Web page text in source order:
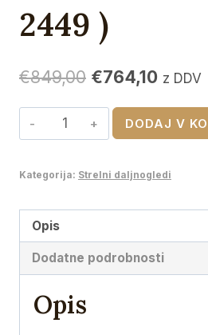
2449 )
€849,00 Izvirna
cena
je
€849,00.
€764,10
cena
je:
z DDV
Delta
daljnogled
HD
15x50
SF
(
DODAJ V
Kategorija: Strelni daljnogledi
Opis
Dodatne podrobnosti
Opis